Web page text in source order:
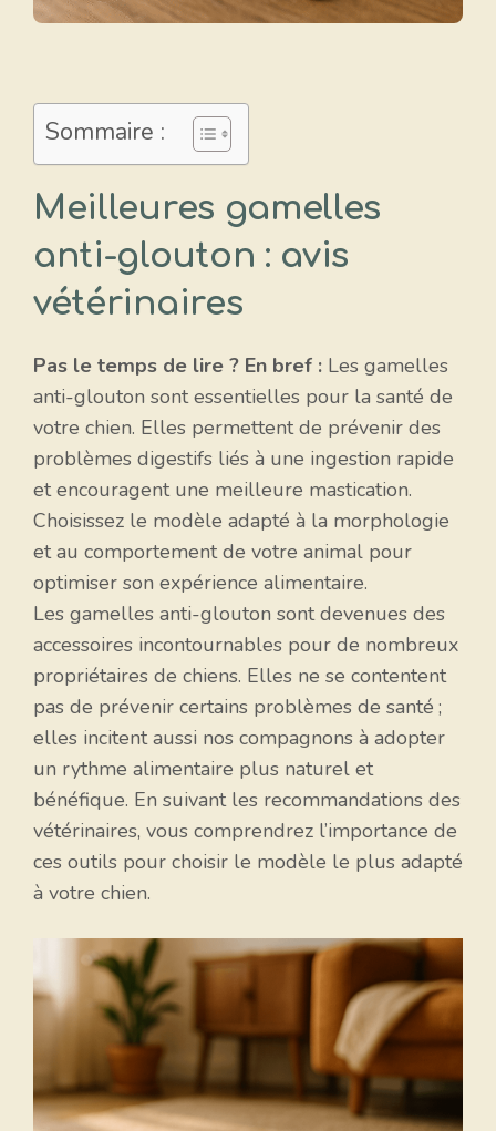
Sommaire :
Meilleures gamelles
anti-glouton : avis
vétérinaires
Pas le temps de lire ? En bref : Les gamelles
anti-glouton sont essentielles pour la santé de
votre chien. Elles permettent de prévenir des
problèmes digestifs liés à une ingestion rapide
et encouragent une meilleure mastication.
Choisissez le modèle adapté à la morphologie
et au comportement de votre animal pour
optimiser son expérience alimentaire.
Les gamelles anti-glouton sont devenues des
accessoires incontournables pour de nombreux
propriétaires de chiens. Elles ne se contentent
pas de prévenir certains problèmes de santé ;
elles incitent aussi nos compagnons à adopter
un rythme alimentaire plus naturel et
bénéfique. En suivant les recommandations des
vétérinaires, vous comprendrez l’importance de
ces outils pour choisir le modèle le plus adapté
à votre chien.